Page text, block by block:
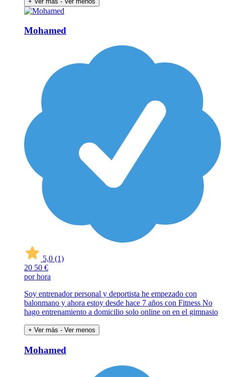
Mohamed
5,0 (1)
20 50 €
por hora
Soy entrenador personal y deportista he empezado con
balonmano y ahora estoy desde hace 7 años con Fitness No
hago entrenamiento a domicilio solo online on en el gimnasio
+ Ver más - Ver menos
Mohamed